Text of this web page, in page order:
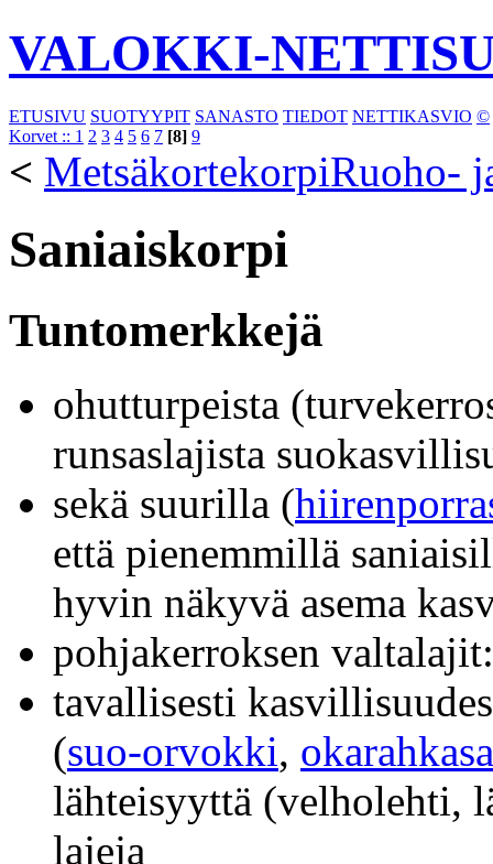
VALOKKI-
ETUSIVU SUOTYYPIT SANASTO TIEDOT NETTIKASVIO ©
Korvet :: 1 2 3 4 5 6 7 [8] 9
< MetsäkortekorpiRuoho-
Saniaiskorpi
Tuntomerkkejä
ohutturpeista
runsaslajista
sekä suurilla (
että pienemmillä
hyvin näkyvä asema
pohjakerroksen
tavallisesti
(suo-orvokki,
lähteisyyttä (velholehti,
lajeja